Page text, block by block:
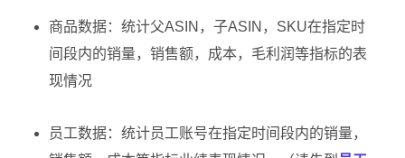
商品数据：统计父ASIN，子ASIN，SKU在指定时
间段内的销量，销售额，成本，毛利润等指标的表
现情况
员工数据：统计员工账号在指定时间段内的销量，